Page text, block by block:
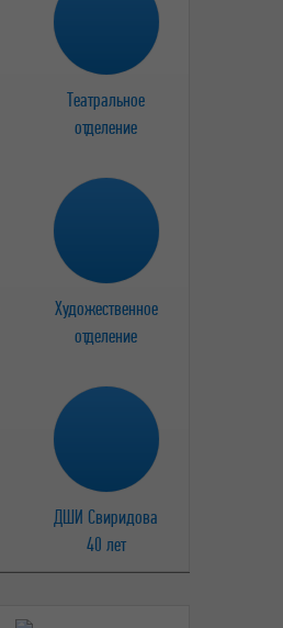
Театральное
отделение
Художественное
отделение
ДШИ Свиридова
40 лет